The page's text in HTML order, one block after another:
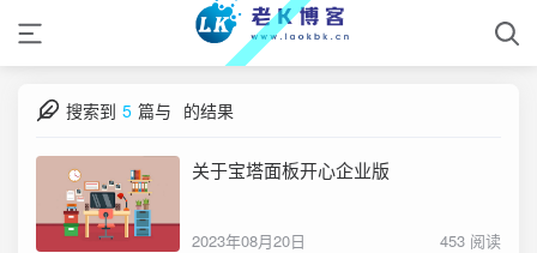
搜索到 5 篇与 的结果
关于宝塔面板开心企业版
2023年08月20日 453 阅读